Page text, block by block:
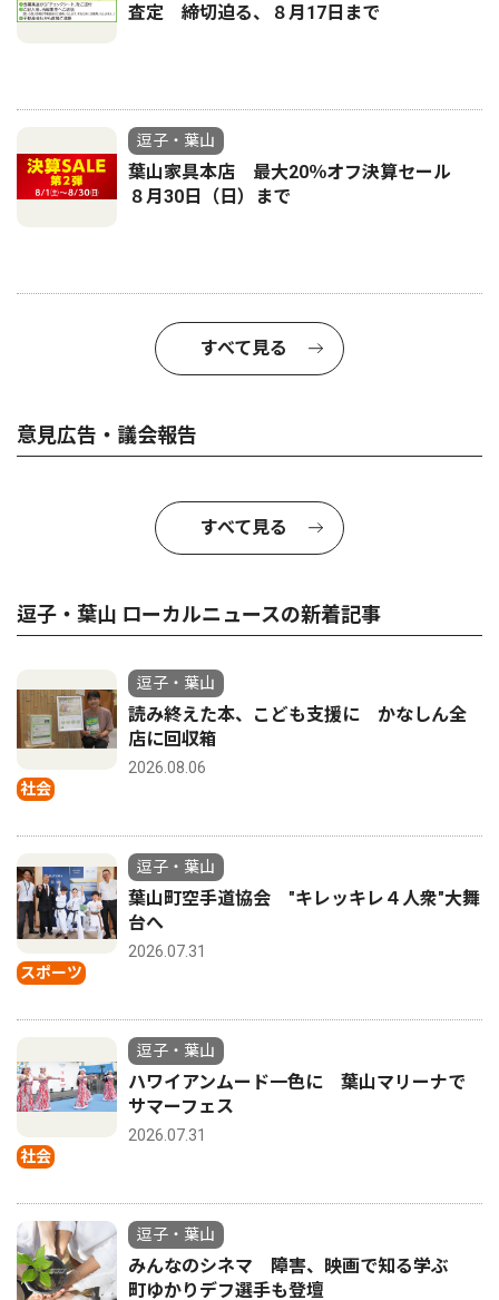
査定 締切迫る、８月17日まで
逗子・葉山
葉山家具本店 最大20％オフ決算セール
８月30日（日）まで
すべて見る
意見広告・議会報告
すべて見る
逗子・葉山 ローカルニュースの新着記事
社会
逗子・葉山
読み終えた本、こども支援に かなしん全
店に回収箱
2026.08.06
スポーツ
逗子・葉山
葉山町空手道協会 "キレッキレ４人衆"大舞
台へ
2026.07.31
社会
逗子・葉山
ハワイアンムード一色に 葉山マリーナで
サマーフェス
2026.07.31
逗子・葉山
みんなのシネマ 障害、映画で知る学ぶ
町ゆかりデフ選手も登壇